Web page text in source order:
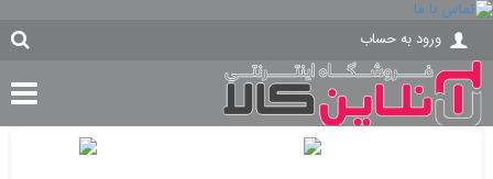
ورود به حساب